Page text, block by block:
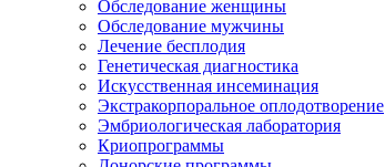
Обследование женщины
Обследование мужчины
Лечение бесплодия
Генетическая диагностика
Искусственная инсеминация
Экстракорпоральное оплодотворение
Эмбриологическая лаборатория
Криопрограммы